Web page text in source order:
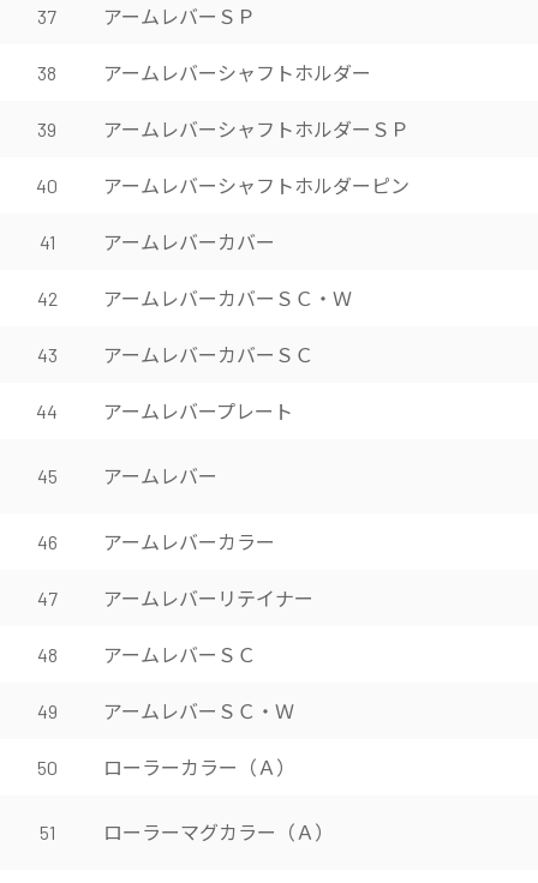
37 アームレバーＳＰ
38 アームレバーシャフトホルダー
39 アームレバーシャフトホルダーＳＰ
40 アームレバーシャフトホルダーピン
41 アームレバーカバー
42 アームレバーカバーＳＣ・Ｗ
43 アームレバーカバーＳＣ
44 アームレバープレート
45 アームレバー
46 アームレバーカラー
47 アームレバーリテイナー
48 アームレバーＳＣ
49 アームレバーＳＣ・Ｗ
50 ローラーカラー（Ａ）
51 ローラーマグカラー（Ａ）